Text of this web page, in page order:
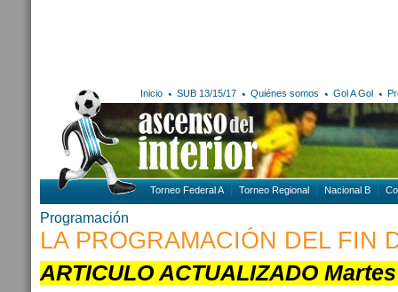
Inicio SUB 13/15/17 Quiénes somos Gol A Gol
Torneo Federal A Torneo Regional Nacional B
Programación
LA PROGRAMACIÓN DEL FIN
ARTICULO ACTUALIZADO